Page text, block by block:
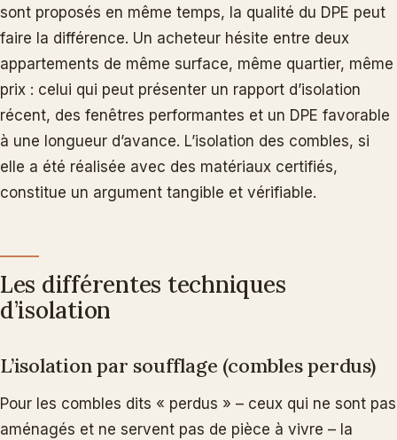
sont proposés en même temps, la qualité du DPE peut
faire la différence. Un acheteur hésite entre deux
appartements de même surface, même quartier, même
prix : celui qui peut présenter un rapport d’isolation
récent, des fenêtres performantes et un DPE favorable
à une longueur d’avance. L’isolation des combles, si
elle a été réalisée avec des matériaux certifiés,
constitue un argument tangible et vérifiable.
Les différentes techniques
d’isolation
L’isolation par soufflage (combles perdus)
Pour les combles dits « perdus » – ceux qui ne sont pas
aménagés et ne servent pas de pièce à vivre – la